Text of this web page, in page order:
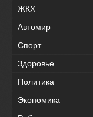
ЖКХ
Автомир
Спорт
Здоровье
Политика
Экономика